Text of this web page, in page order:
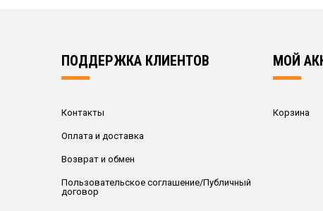
ПОДДЕРЖКА КЛИЕНТОВ
Контакты
Оплата и доставка
Возврат и обмен
Пользовательское соглашение/Публичный
договор
МОЙ
Корзина